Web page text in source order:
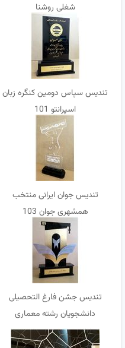
شغلی روشنا
تندیس سپاس دومین کنگره زبان
اسپرانتو 101
تندیس جوان ایرانی منتخب
همشهری جوان 103
تندیس جشن فارغ التحصیلی
دانشجویان رشته معماری